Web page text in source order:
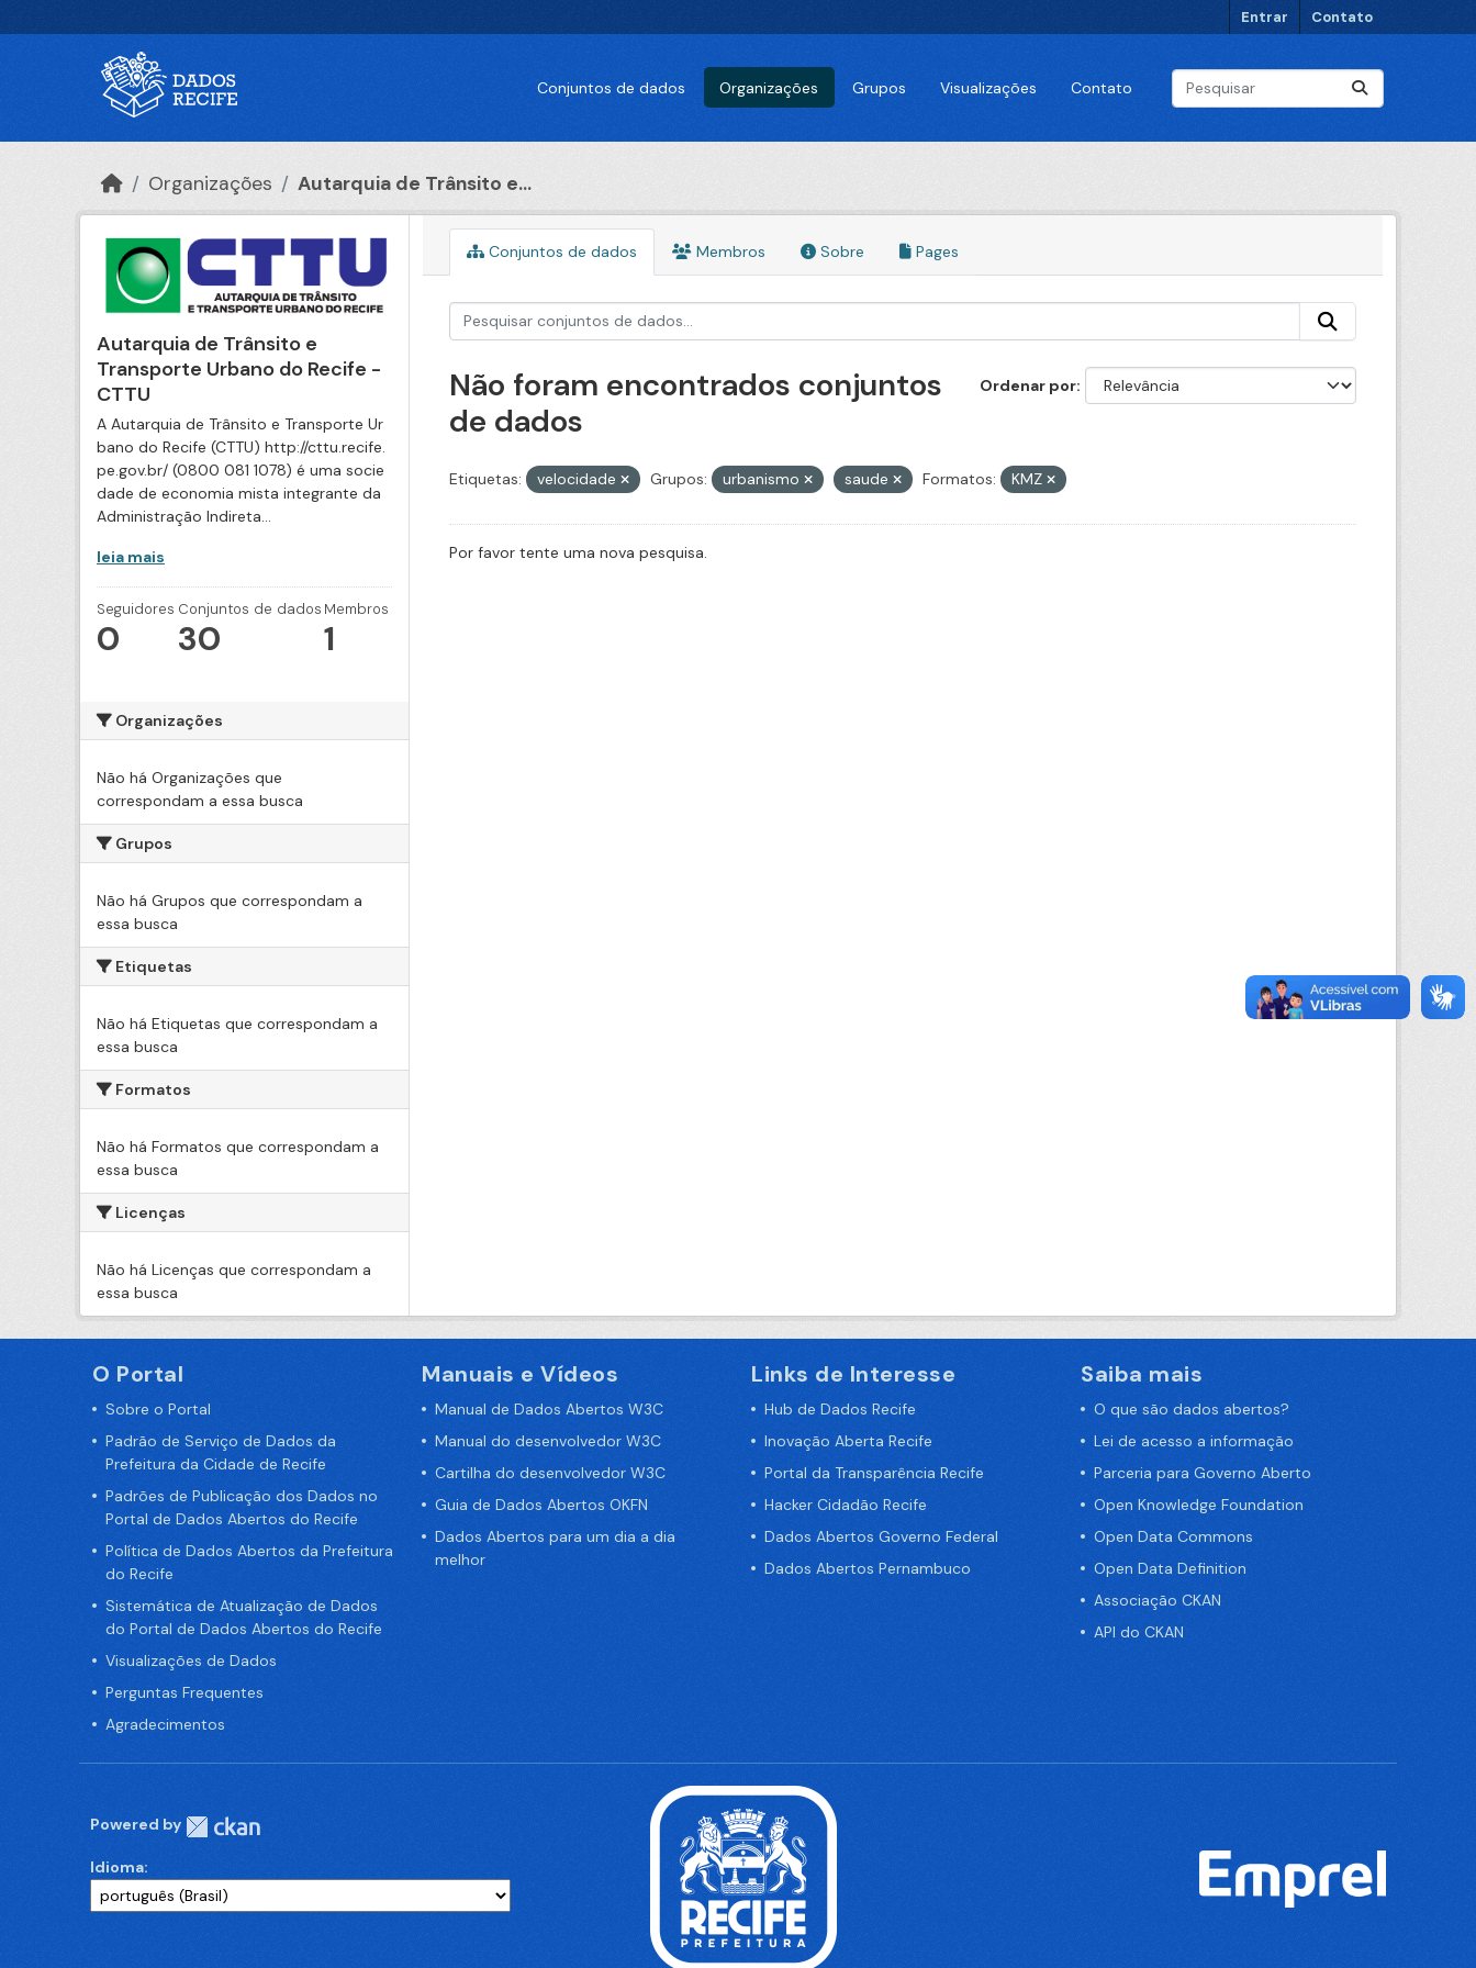
Entrar Contato
Conjuntos de dados Organizações Grupos Visualizações Contato
Organizações Autarquia de Trânsito e...
Autarquia de Trânsito e
Transporte Urbano do Recife -
CTTU
A Autarquia de Trânsito e Transporte Ur
bano do Recife (CTTU) http://cttu.recife.
pe.gov.br/ (0800 081 1078) é uma socie
dade de economia mista integrante da
Administração Indireta...
leia mais
Seguidores
0
Conjuntos de dados
30
Membros
1
Organizações
Não há Organizações que
correspondam a essa busca
Grupos
Não há Grupos que correspondam a
essa busca
Etiquetas
Não há Etiquetas que correspondam a
essa busca
Formatos
Não há Formatos que correspondam a
essa busca
Licenças
Não há Licenças que correspondam a
essa busca
Conjuntos de dados Membros Sobre Pages
Ordenar por
Não foram encontrados conjuntos
de dados
Etiquetas: velocidade Grupos: urbanismo saude Formatos: KMZ
Por favor tente uma nova pesquisa.
O Portal
Sobre o Portal
Padrão de Serviço de Dados da
Prefeitura da Cidade de Recife
Padrões de Publicação dos Dados no
Portal de Dados Abertos do Recife
Política de Dados Abertos da Prefeitura
do Recife
Sistemática de Atualização de Dados
do Portal de Dados Abertos do Recife
Visualizações de Dados
Perguntas Frequentes
Agradecimentos
Manuais e Vídeos
Manual de Dados Abertos W3C
Manual do desenvolvedor W3C
Cartilha do desenvolvedor W3C
Guia de Dados Abertos OKFN
Dados Abertos para um dia a dia
melhor
Links de Interesse
Hub de Dados Recife
Inovação Aberta Recife
Portal da Transparência Recife
Hacker Cidadão Recife
Dados Abertos Governo Federal
Dados Abertos Pernambuco
Saiba mais
O que são dados abertos?
Lei de acesso a informação
Parceria para Governo Aberto
Open Knowledge Foundation
Open Data Commons
Open Data Definition
Associação CKAN
API do CKAN
Powered by
Idioma